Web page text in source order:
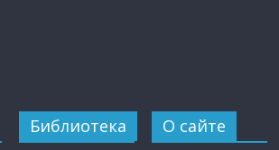
Библиотека О сайте